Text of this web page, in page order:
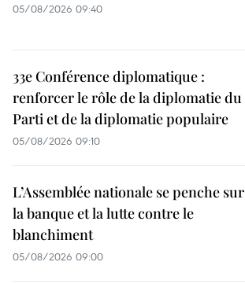
05/08/2026 09:40
33e Conférence diplomatique :
renforcer le rôle de la diplomatie du
Parti et de la diplomatie populaire
05/08/2026 09:10
L’Assemblée nationale se penche sur
la banque et la lutte contre le
blanchiment
05/08/2026 09:00